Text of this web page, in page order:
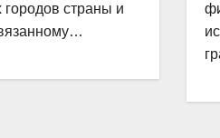
страны и